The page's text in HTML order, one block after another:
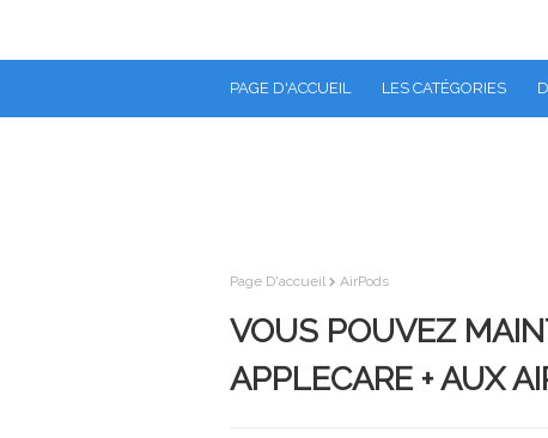
PAGE D'ACCUEIL LES CATÉGORIES
Page D'accueil AirPods
VOUS POUVEZ
APPLECARE + AUX